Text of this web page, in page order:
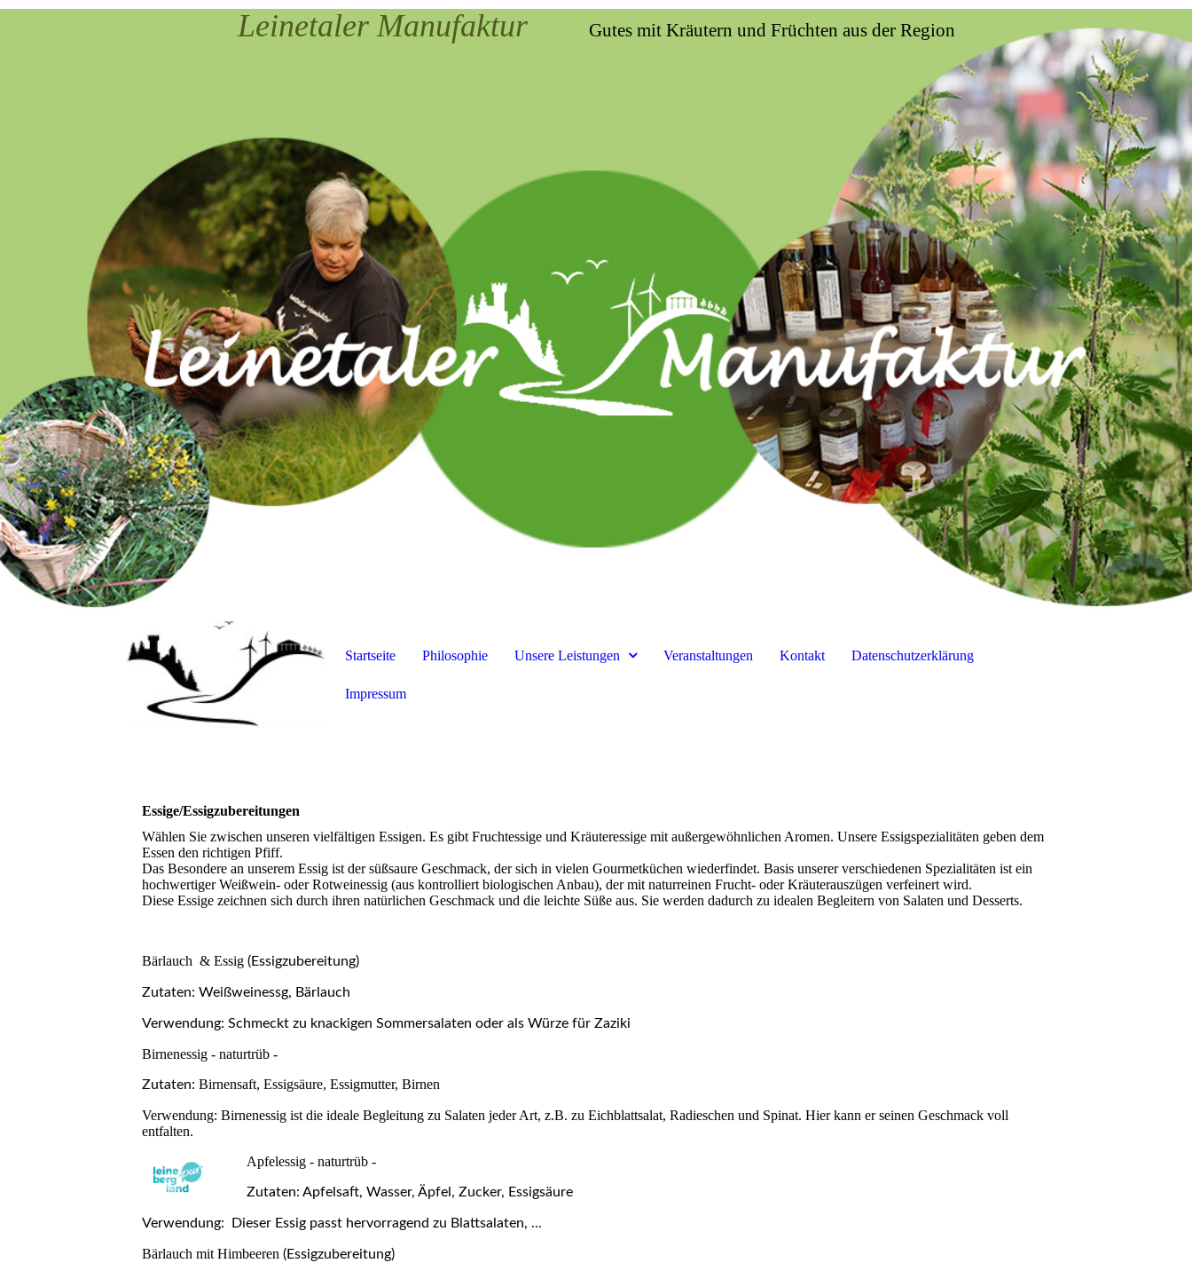
Leinetaler Manufaktur Gutes mit Kräutern und Früchten aus der Region
Startseite Philosophie Unsere Leistungen Veranstaltungen Kontakt Datenschutzerklärung
Impressum
Essige/Essigzubereitungen
Wählen Sie zwischen unseren vielfältigen Essigen. Es gibt Fruchtessige und Kräuteressige mit außergewöhnlichen Aromen. Unsere Essigspezialitäten geben dem
Essen den richtigen Pfiff.
Das Besondere an unserem Essig ist der süßsaure Geschmack, der sich in vielen Gourmetküchen wiederfindet. Basis unserer verschiedenen Spezialitäten ist ein
hochwertiger Weißwein- oder Rotweinessig (aus kontrolliert biologischen Anbau), der mit naturreinen Frucht- oder Kräuterauszügen verfeinert wird.
Diese Essige zeichnen sich durch ihren natürlichen Geschmack und die leichte Süße aus. Sie werden dadurch zu idealen Begleitern von Salaten und Desserts.
Bärlauch & Essig (Essigzubereitung)
Zutaten: Weißweinessg, Bärlauch
Verwendung: Schmeckt zu knackigen Sommersalaten oder als Würze für Zaziki
Birnenessig - naturtrüb -
Zutaten: Birnensaft, Essigsäure, Essigmutter, Birnen
Verwendung: Birnenessig ist die ideale Begleitung zu Salaten jeder Art, z.B. zu Eichblattsalat, Radieschen und Spinat. Hier kann er seinen Geschmack voll
entfalten.
Apfelessig - naturtrüb -
Zutaten: Apfelsaft, Wasser, Äpfel, Zucker, Essigsäure
Verwendung: Dieser Essig passt hervorragend zu Blattsalaten, ...
Bärlauch mit Himbeeren (Essigzubereitung)